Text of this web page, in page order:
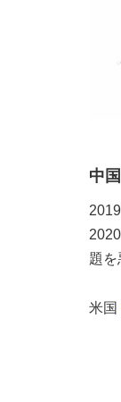
中
題を
米国